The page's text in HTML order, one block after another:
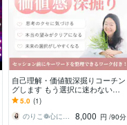
自己理解・価値観深掘りコーチン
グします もう選択に迷わない！
価値観を言語化して自分軸が整う
セッション
5.0 (1)
のりこ❁心に寄り添うサポーター
8,000 円 /90分